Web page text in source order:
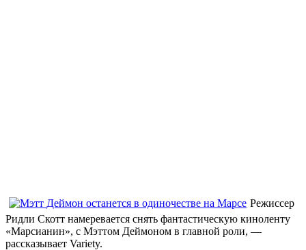
Режиссер
Ридли Скотт намеревается снять фантастическую киноленту
«Марсианин», с Мэттом Деймоном в главной роли, —
рассказывает Variety.